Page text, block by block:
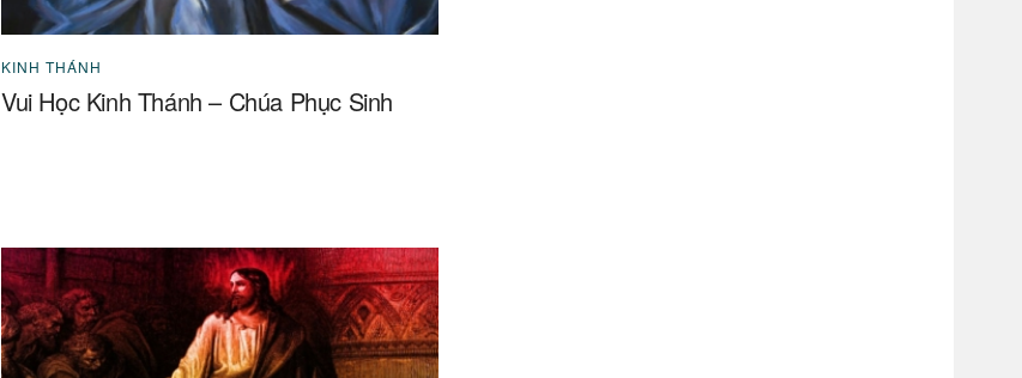
KINH THÁNH
Vui Học Kinh Thánh – Chúa Phục Sinh